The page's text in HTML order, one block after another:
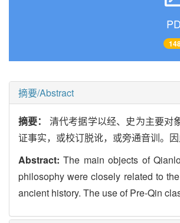
摘要/Abstract
摘要： 清代考据学以经、史为主要对
证事实，或校订脱讹，或旁通音训。
Abstract:The main objects of
philosophy were closely related to
ancient history. The use of Pre-Qin